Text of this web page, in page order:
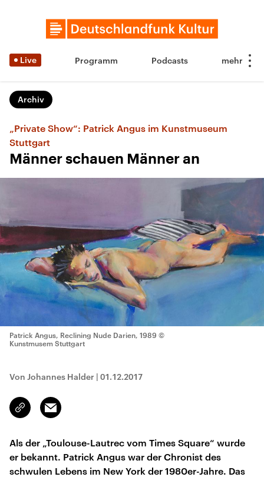
Live Programm Podcasts
Archiv
„Private Show“: Patrick Angus im Kunstmuseum
Stuttgart
Männer schauen Männer an
Patrick Angus, Reclining Nude Darien, 1989 ©
Kunstmusem Stuttgart
Von Johannes Halder | 01.12.2017
Link
kopieren/teilen
Email
Als der „Toulouse-Lautrec vom Times Square“ wurde
er bekannt. Patrick Angus war der Chronist des
schwulen Lebens im New York der 1980er-Jahre. Das